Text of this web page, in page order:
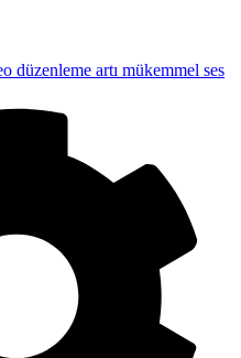
düzenleme artı mükemmel ses